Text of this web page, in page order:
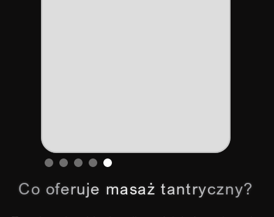
Slide 1 of 5.
Co oferuje masaż tantryczny?